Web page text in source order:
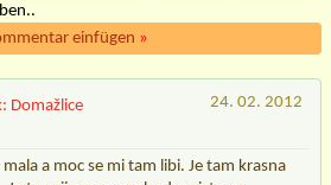
einfügen »
Domažlice
24. 02. 2012
a moc se mi tam libi. Je tam krasna